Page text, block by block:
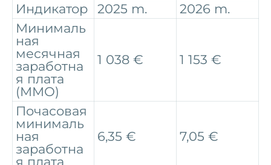
Индикатор
2025 m.
2026 m.
Минималь
ная
месячная
заработна
я плата
(ММО)
1 038 € 1 153 €
Почасовая
минималь
ная
заработна
я плата
6,35 € 7,05 €